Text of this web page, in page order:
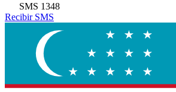
SMS 1348
Recibir SMS